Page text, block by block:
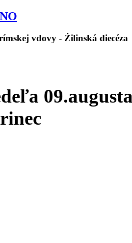
vdovy - Źilinská diecéza